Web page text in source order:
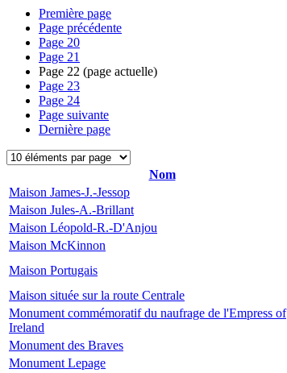
Première page
Page précédente
Page 20
Page 21
Page 22 (page actuelle)
Page 23
Page 24
Page suivante
Dernière page
Nom
Maison James-J.-Jessop
Maison Jules-A.-Brillant
Maison Léopold-R.-D'Anjou
Maison McKinnon
Maison Portugais
Maison située sur la route Centrale
Monument commémoratif du naufrage de l'Empress of
Ireland
Monument des Braves
Monument Lepage